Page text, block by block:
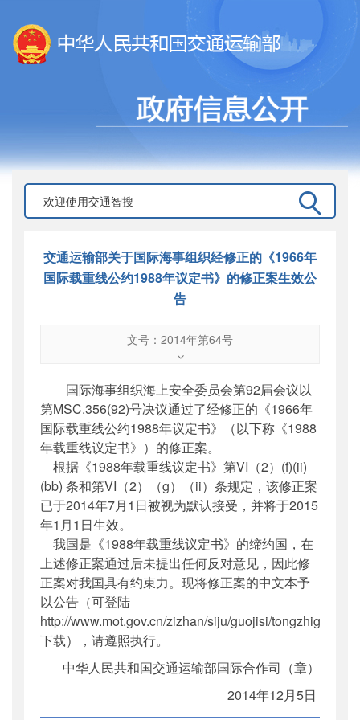
交通运输部关于国际海事组织经修正的《1966年
国际载重线公约1988年议定书》的修正案生效公
告
文号：2014年第64号
2014年第64号
公开日期：2014年12月12日
主题词：
国际海事组织;公约;修正案;公告
机构分类：国际合作司
主题分类：其他
公文类型： 其他
国际海事组织海上安全委员会第92届会议以
第MSC.356(92)号决议通过了经修正的《1966年
国际载重线公约1988年议定书》（以下称《1988
年载重线议定书》）的修正案。
根据《1988年载重线议定书》第VI（2）(f)(ii)
(bb) 条和第VI（2）（g）（ii）条规定，该修正案
已于2014年7月1日被视为默认接受，并将于2015
年1月1日生效。
我国是《1988年载重线议定书》的缔约国，在
上述修正案通过后未提出任何反对意见，因此修
正案对我国具有约束力。现将修正案的中文本予
以公告（可登陆
http://www.mot.gov.cn/zizhan/siju/guojisi/
下载），请遵照执行。
中华人民共和国交通运输部国际合作司（章）
2014年12月5日